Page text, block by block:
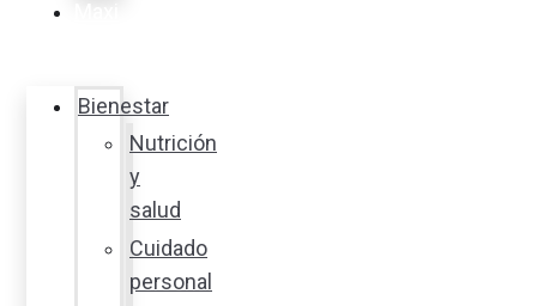
Bienestar
Nutrición
y
salud
Cuidado
personal